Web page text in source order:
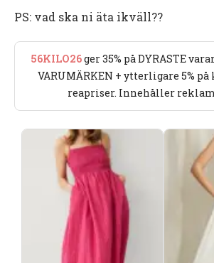
PS: vad ska ni äta ikväll??
56KILO26ger 35% på DYRASTE
VARUMÄRKEN + ytterligare 5%
reapriser. Innehåller